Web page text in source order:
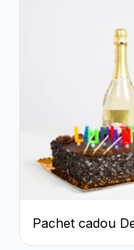
Pachet cadou